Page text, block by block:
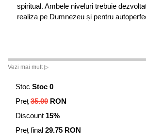
spiritual. Ambele niveluri trebuie
realiza pe Dumnezeu și pentru
Vezi mai mult ▷
Stoc Stoc 0
Preț 35.00 RON
Discount 15%
Preț final 29.75 RON